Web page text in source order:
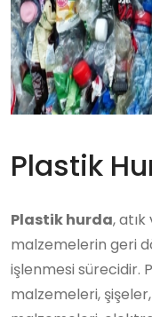
Plastik
Plastik hurda,
malzemelerin geri
işlenmesi sürecidir.
malzemeleri,